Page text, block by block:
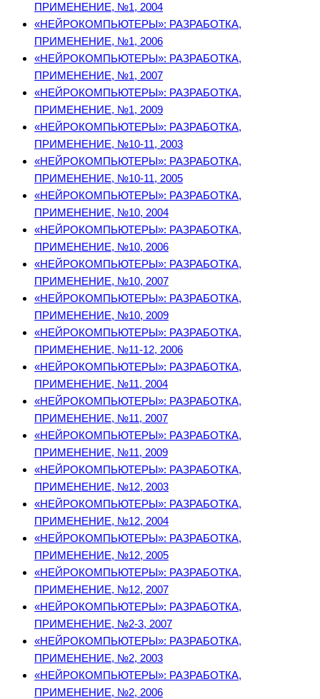
ПРИМЕНЕНИЕ, №1, 2004
«НЕЙРОКОМПЬЮТЕРЫ»: РАЗРАБОТКА,
ПРИМЕНЕНИЕ, №1, 2006
«НЕЙРОКОМПЬЮТЕРЫ»: РАЗРАБОТКА,
ПРИМЕНЕНИЕ, №1, 2007
«НЕЙРОКОМПЬЮТЕРЫ»: РАЗРАБОТКА,
ПРИМЕНЕНИЕ, №1, 2009
«НЕЙРОКОМПЬЮТЕРЫ»: РАЗРАБОТКА,
ПРИМЕНЕНИЕ, №10-11, 2003
«НЕЙРОКОМПЬЮТЕРЫ»: РАЗРАБОТКА,
ПРИМЕНЕНИЕ, №10-11, 2005
«НЕЙРОКОМПЬЮТЕРЫ»: РАЗРАБОТКА,
ПРИМЕНЕНИЕ, №10, 2004
«НЕЙРОКОМПЬЮТЕРЫ»: РАЗРАБОТКА,
ПРИМЕНЕНИЕ, №10, 2006
«НЕЙРОКОМПЬЮТЕРЫ»: РАЗРАБОТКА,
ПРИМЕНЕНИЕ, №10, 2007
«НЕЙРОКОМПЬЮТЕРЫ»: РАЗРАБОТКА,
ПРИМЕНЕНИЕ, №10, 2009
«НЕЙРОКОМПЬЮТЕРЫ»: РАЗРАБОТКА,
ПРИМЕНЕНИЕ, №11-12, 2006
«НЕЙРОКОМПЬЮТЕРЫ»: РАЗРАБОТКА,
ПРИМЕНЕНИЕ, №11, 2004
«НЕЙРОКОМПЬЮТЕРЫ»: РАЗРАБОТКА,
ПРИМЕНЕНИЕ, №11, 2007
«НЕЙРОКОМПЬЮТЕРЫ»: РАЗРАБОТКА,
ПРИМЕНЕНИЕ, №11, 2009
«НЕЙРОКОМПЬЮТЕРЫ»: РАЗРАБОТКА,
ПРИМЕНЕНИЕ, №12, 2003
«НЕЙРОКОМПЬЮТЕРЫ»: РАЗРАБОТКА,
ПРИМЕНЕНИЕ, №12, 2004
«НЕЙРОКОМПЬЮТЕРЫ»: РАЗРАБОТКА,
ПРИМЕНЕНИЕ, №12, 2005
«НЕЙРОКОМПЬЮТЕРЫ»: РАЗРАБОТКА,
ПРИМЕНЕНИЕ, №12, 2007
«НЕЙРОКОМПЬЮТЕРЫ»: РАЗРАБОТКА,
ПРИМЕНЕНИЕ, №2-3, 2007
«НЕЙРОКОМПЬЮТЕРЫ»: РАЗРАБОТКА,
ПРИМЕНЕНИЕ, №2, 2003
«НЕЙРОКОМПЬЮТЕРЫ»: РАЗРАБОТКА,
ПРИМЕНЕНИЕ, №2, 2006